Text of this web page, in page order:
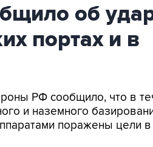
об
портах и в
РФ сообщило, что в
и наземного
поражены цели в